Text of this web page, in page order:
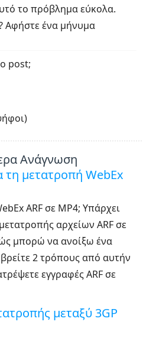
το πρόβλημα εύκολα.
Αφήστε ένα μήνυμα
post;
Ανάγνωση
τη μετατροπή WebEx
ARF σε MP4; Υπάρχει
αρχείων ARF σε
μπορώ να ανοίξω ένα
2 τρόπους από αυτήν
εγγραφές ARF σε
μεταξύ 3GP